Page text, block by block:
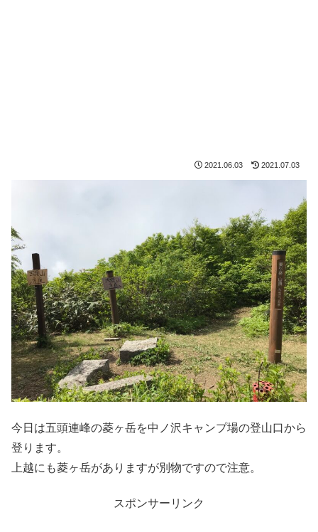
2021.06.03 2021.07.03
今日は五頭連峰の菱ヶ岳を中ノ沢キャンプ場の登山口から
登ります。
上越にも菱ヶ岳がありますが別物ですので注意。
スポンサーリンク